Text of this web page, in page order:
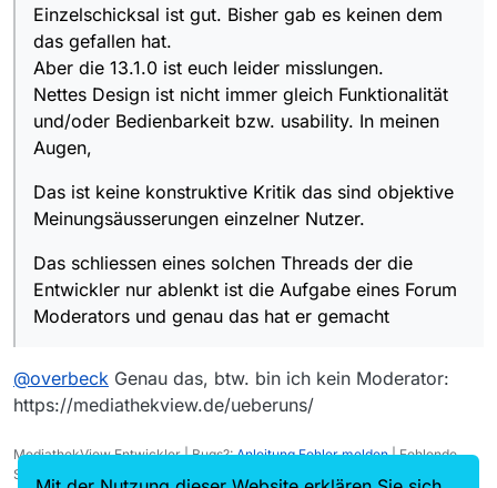
Einzelschicksal ist gut. Bisher gab es keinen dem
das gefallen hat.
Aber die 13.1.0 ist euch leider misslungen.
Nettes Design ist nicht immer gleich Funktionalität
und/oder Bedienbarkeit bzw. usability. In meinen
Augen,
Das ist keine konstruktive Kritik das sind objektive
Meinungsäusserungen einzelner Nutzer.
Das schliessen eines solchen Threads der die
Entwickler nur ablenkt ist die Aufgabe eines Forum
Moderators und genau das hat er gemacht
@overbeck Genau das, btw. bin ich kein Moderator:
https://mediathekview.de/ueberuns/
MediathekView Entwickler | Bugs?:Anleitung Fehler melden| Fehlende
Sendungen?: